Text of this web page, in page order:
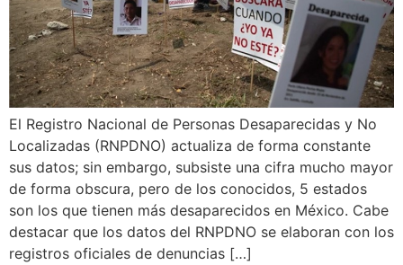
El Registro Nacional de Personas Desaparecidas y No
Localizadas (RNPDNO) actualiza de forma constante
sus datos; sin embargo, subsiste una cifra mucho mayor
de forma obscura, pero de los conocidos, 5 estados
son los que tienen más desaparecidos en México. Cabe
destacar que los datos del RNPDNO se elaboran con los
registros oficiales de denuncias […]